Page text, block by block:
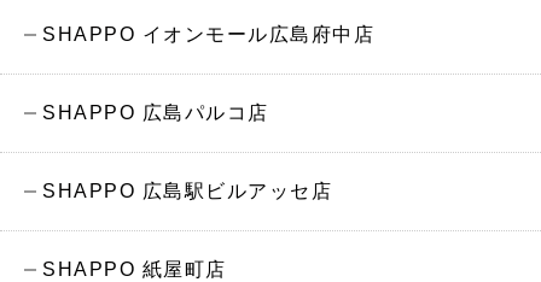
SHAPPO イオンモール広島府中店
SHAPPO 広島パルコ店
SHAPPO 広島駅ビルアッセ店
SHAPPO 紙屋町店